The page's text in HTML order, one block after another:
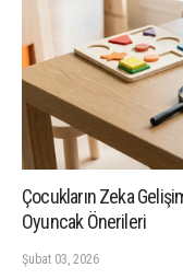
Çocukların Zeka
Oyuncak Önerileri
Şubat 03, 2026